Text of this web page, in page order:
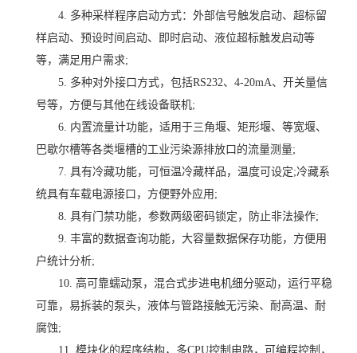
4. 多种采样程序启动方式：外部信号触发启动、超标留
样启动、预设时间启动、即时启动、液位超标触发启动等
等，满足用户需求;
5. 多种对外接口方式，包括RS232、4-20mA、开关量信
号等，方便与其他在线设备联机;
6. 内置流量计功能，适用于三角堰、矩形堰、等宽堰、
巴歇尔槽等各类堰槽的工业污染源排放口的流量测量;
7. 具有冷藏功能，可恒温冷藏样品，温度可设定;冷藏系
统具有车载电源接口，方便野外应用;
8. 具有门禁功能，参数两级密码锁定，防止非法操作;
9. 丰富的数据查询功能，大容量数据保存功能，方便用
户统计分析;
10. 高可靠蠕动泵，混合式步进电机细分驱动，运行平稳
可靠，易拆装的泵头，液体与管路接触无污染、耐高温、耐
腐蚀;
11. 模块化的程序结构，多CPU控制电路，可编程控制，